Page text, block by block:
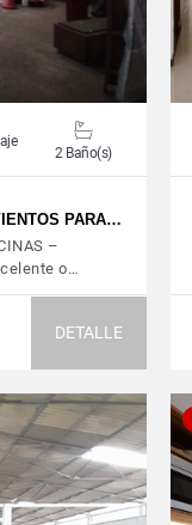
2 Baño(s)
PARA…
–
o…
DETALLE